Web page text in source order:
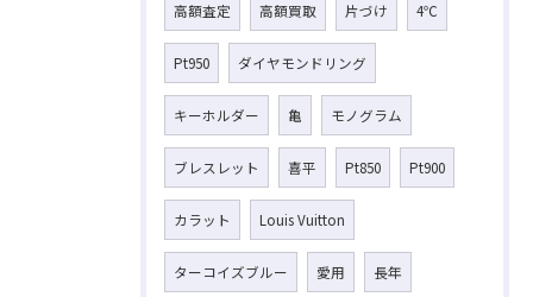
高額査定 高額買取 片づけ 4℃
Pt950 ダイヤモンドリング
キーホルダー 亀 モノグラム
ブレスレット 喜平 Pt850 Pt900
カラット Louis Vuitton
ターコイズブルー 愛用 長年